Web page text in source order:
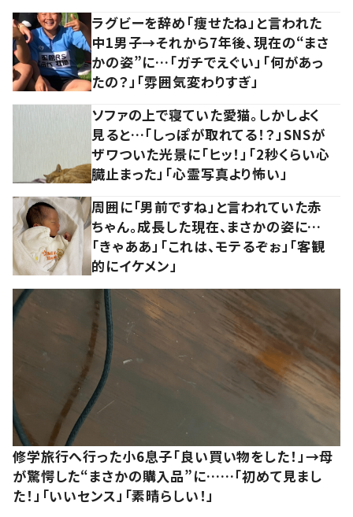
ラグビーを辞め「痩せたね」と言われた
中1男子→それから7年後、現在の“まさ
かの姿”に…「ガチでえぐい」「何があっ
たの？」「雰囲気変わりすぎ」
ソファの上で寝ていた愛猫。しかしよく
見ると…「しっぽが取れてる！？」SNSが
ザワついた光景に「ヒッ！」「2秒くらい心
臓止まった」「心霊写真より怖い」
周囲に「男前ですね」と言われていた赤
ちゃん。成長した現在、まさかの姿に…
「きゃああ」「これは、モテるぞぉ」「客観
的にイケメン」
修学旅行へ行った小6息子「良い買い物をした！」→母
が驚愕した“まさかの購入品”に……「初めて見まし
た！」「いいセンス」「素晴らしい！」